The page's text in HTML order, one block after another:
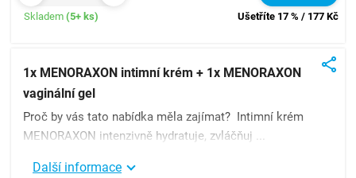
Skladem (5+ ks) Ušetříte 17 % / 177 Kč
1x MENORAXON intimní krém + 1x MENORAXON
vaginální gel
Proč by vás tato nabídka měla zajímat? Intimní krém
MENORAXON intenzivně hydratuje, zvláčňuj ...
Další informace